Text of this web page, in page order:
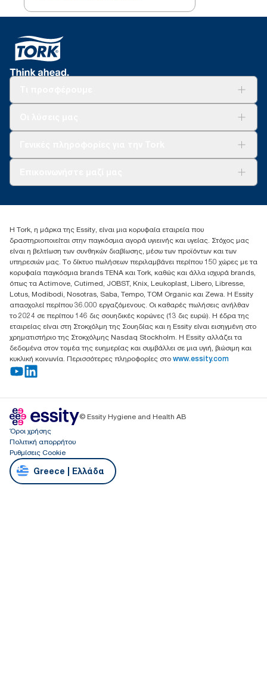
+302102705722
17th klm.National Road Athens-Lamia &2 Kalamatas
14564 N.Kifissia, Athens-Greece
Mob: +306932474930 (για Ελλάδα & Κύπρο)
Η Tork, η μάρκα της Essity, είναι μια κορυφαία εταιρεία που
δραστηριοποιείται στην παγκόσμια αγορά υγιεινής και υγείας. Στόχος μας
είναι η βελτίωση των συνθηκών διαβίωσης, μέσω των προϊόντων και των
υπηρεσιών μας. Το δίκτυο πωλήσεων περιλαμβάνει περίπου 150 χώρες με τα
κορυφαία παγκόσμια brands TENA και Tork, καθώς και άλλα ισχυρά brands,
όπως τα Actimove, Cutimed, JOBST, Knix, Leukoplast, Libero, Libresse,
Lotus, Modibodi, Nosotras, Saba, Tempo, TOM Organic και Zewa. Η Essity
απασχολεί περίπου 36.000 εργαζόμενους. Οι καθαρές πωλήσεις ανήλθαν
το 2024 σε περίπου 146 δις σουηδικές κορώνες (13 δις ευρώ). Η έδρα της
εταιρείας είναι στη Στοκχόλμη της Σουηδίας και η Essity είναι εισηγμένη στο
χρηματιστήριο της Στοκχόλμης Nasdaq Stockholm. Η Essity αλλάζει τα
δεδομένα στον τομέα της ευημερίας και συμβάλλει σε μια υγιή, βιώσιμη και
κυκλική κοινωνία. Περισσότερες πληροφορίες στο www.essity.com
© Essity Hygiene and Health AB
Όροι χρήσης
Πολιτική απορρήτου
Ρυθμίσεις Cookie
Greece | Ελλάδα